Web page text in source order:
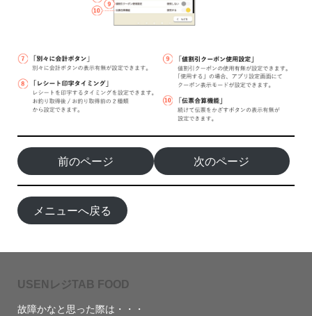
前のページ 次のページ
メニューへ戻る
USENレジTAB FOOD
故障かなと思った際は・・・